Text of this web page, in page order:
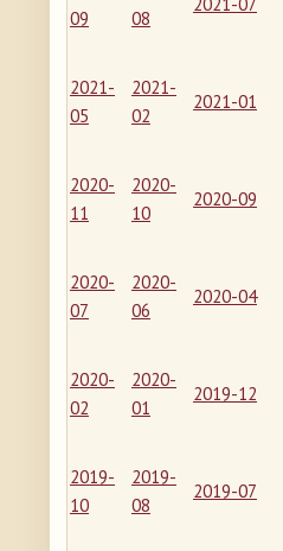
09
08
2021-
05
2021-
02
2021-01
2020-
11
2020-
10
2020-09
2020-
07
2020-
06
2020-04
2020-
02
2020-
01
2019-12
2019-
10
2019-
08
2019-07